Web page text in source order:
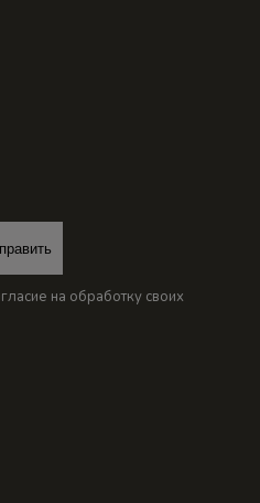
на обработку своих